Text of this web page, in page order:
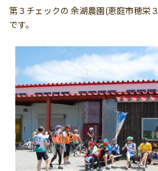
第３チェックの 余湖農園(恵庭市穂栄
です。